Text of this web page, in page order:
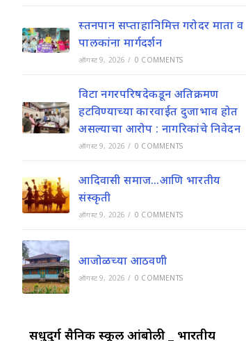
स्तनपान सप्ताहानिमित्त गरोदर माता व
पालकांना मार्गदर्शन
ऑगस्ट 9, 2026 / 0 COMMENTS
विटा नगरपरिषदेकडून अतिक्रमण
हटविण्याच्या कारवाईत दुजाभाव होत
असल्याचा आरोप : नागरिकांचे निवेदन
ऑगस्ट 9, 2026 / 0 COMMENTS
आदिवासी समाज…आणि भारतीय
संस्कृती
ऑगस्ट 9, 2026 / 0 COMMENTS
आजोळच्या आठवणी
ऑगस्ट 9, 2026 / 0 COMMENTS
सिंधुदुर्ग सैनिक स्कूल आंबोली _ भारतीय